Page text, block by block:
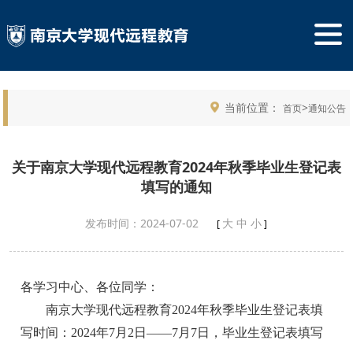
当前位置： 首页>通知公告
关于南京大学现代远程教育2024年秋季毕业生登记表
填写的通知
发布时间：2024-07-02 [ 大 中小]
各学习中心、各位同学：
南京大学现代远程教育2024年秋季毕业生登记表填
写时间：2024年7月2日——7月7日，毕业生登记表填写